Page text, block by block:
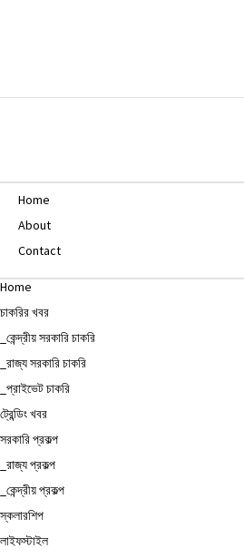
Home
About
Contact
Home
চাকরির খবর
_কেন্দ্রীয় সরকারি চাকরি
_রাজ্য সরকারি চাকরি
_প্রাইভেট চাকরি
ট্রেন্ডিং খবর
সরকারি প্রকল্প
_রাজ্য প্রকল্প
_কেন্দ্রীয় প্রকল্প
স্কলারশিপ
লাইফস্টাইল